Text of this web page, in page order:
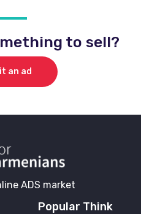
to sell?
an ad
ADS market
Popular Think